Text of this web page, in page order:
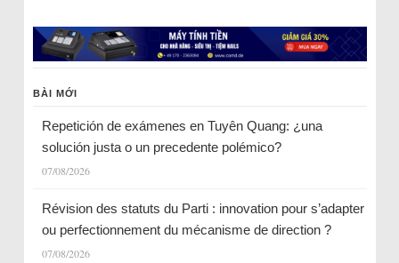
BÀI MỚI
Repetición de exámenes en Tuyên Quang: ¿una
solución justa o un precedente polémico?
07/08/2026
Révision des statuts du Parti : innovation pour s’adapter
ou perfectionnement du mécanisme de direction ?
07/08/2026